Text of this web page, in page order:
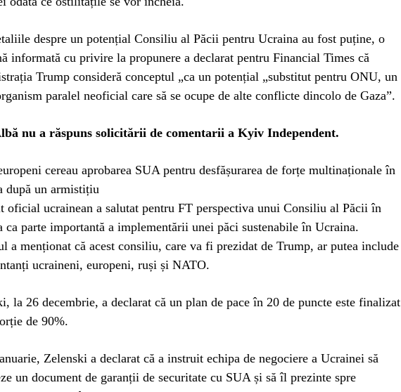
despre un potențial Consiliu al Păcii pentru Ucraina au fost puține, o
informată cu privire la propunere a declarat pentru Financial Times că
Trump consideră conceptul „ca un potențial „substitut pentru ONU, un
paralel neoficial care să se ocupe de alte conflicte dincolo de Gaza”.
nu a răspuns solicitării de comentarii a Kyiv Independent.
cereau aprobarea SUA pentru desfășurarea de forțe multinaționale în
după un armistițiu
oficial ucrainean a salutat pentru FT perspectiva unui Consiliu al Păcii în
ca parte importantă a implementării unei păci sustenabile în Ucraina.
a menționat că acest consiliu, care va fi prezidat de Trump, ar putea include
ucraineni, europeni, ruși și NATO.
la 26 decembrie, a declarat că un plan de pace în 20 de puncte este finalizat
de 90%.
Zelenski a declarat că a instruit echipa de negociere a Ucrainei să
un document de garanții de securitate cu SUA și să îl prezinte spre